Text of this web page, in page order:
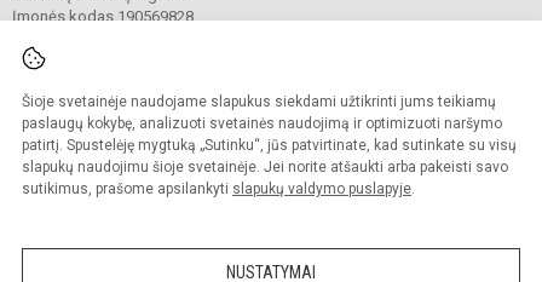
Šioje svetainėje naudojame slapukus siekdami užtikrinti jums teikiamų
paslaugų kokybę, analizuoti svetainės naudojimą ir optimizuoti naršymo
patirtį. Spustelėję mygtuką „Sutinku“, jūs patvirtinate, kad sutinkate su visų
slapukų naudojimu šioje svetainėje. Jei norite atšaukti arba pakeisti savo
sutikimus, prašome apsilankyti slapukų valdymo puslapyje.
NUSTATYMAI
Įmonės kodas 190569828
© 2023. Vilkaviškio menų mokykla. Visos teisės saugomos.
Kopijuoti turinį be raštiško įstaigos administracijos sutikimo griežtai draudžiama.
Slapukų valdymas
Sumanus būdas atnaujinti